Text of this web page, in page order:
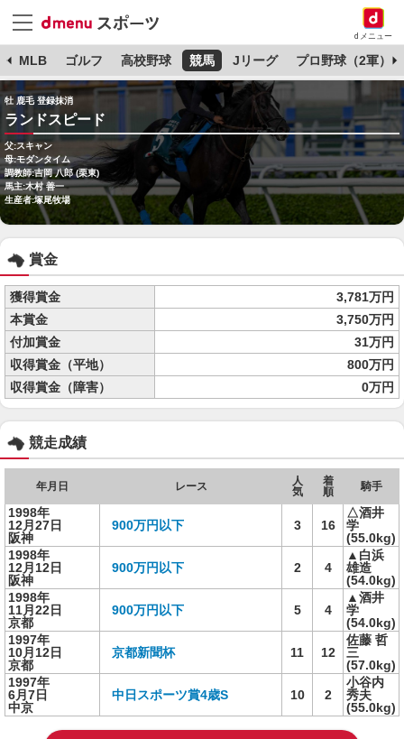
dメニュー
MLB ゴルフ 高校野球 競馬 Jリーグ プロ野球（2軍）
牡 鹿毛 登録抹消
ランドスピード
父:スキャン
母:モダンタイム
調教師:吉岡 八郎 (栗東)
馬主:木村 善一
生産者:塚尾牧場
賞金
獲得賞金
3,781万円
本賞金
3,750万円
付加賞金
31万円
収得賞金（平地）
800万円
収得賞金（障害）
0万円
競走成績
年月日 レース
人
気
着
順
騎手
1998年
12月27日
阪神
900万円以下 3 16
△酒井
学
(55.0kg)
1998年
12月12日
阪神
900万円以下 2 4
▲白浜
雄造
(54.0kg)
1998年
11月22日
京都
900万円以下 5 4
▲酒井
学
(54.0kg)
1997年
10月12日
京都
京都新聞杯 11 12
佐藤 哲
三
(57.0kg)
1997年
6月7日
中京
中日スポーツ賞4歳S 10 2
小谷内
秀夫
(55.0kg)